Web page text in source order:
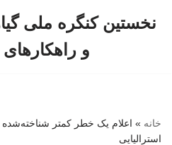
نخستین کنگره ملی
و
خانه » اعلام یک خطر کمتر
استرالیایی